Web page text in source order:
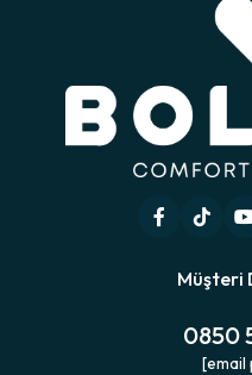
Müşteri
0850